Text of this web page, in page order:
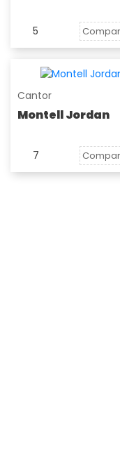
5
Cantor
Montell Jordan
7